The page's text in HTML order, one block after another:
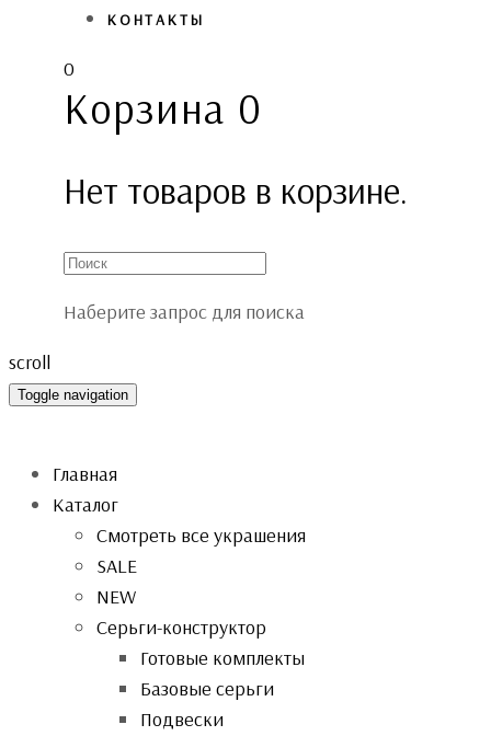
КОНТАКТЫ
0
Корзина 0
Нет товаров в корзине.
Наберите запрос для поиска
scroll
Toggle navigation
Главная
Каталог
Смотреть все украшения
SALE
NEW
Серьги-конструктор
Готовые комплекты
Базовые серьги
Подвески